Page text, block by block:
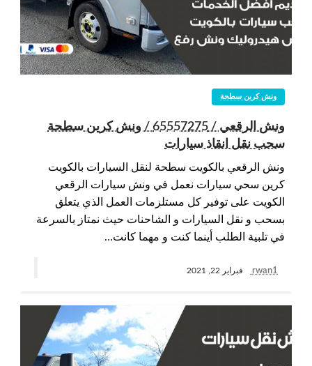
ونش كرين سطحة
ونش الرقعي / 65557275 / ونش كرين سطحة
سحب نقل انقاذ سيارات
ونش الرقعي بالكويت سطحة لنقل السيارات بالكويت
كرين سحي سيارات نعمل في ونش سيارات الرقعي
الكويت على توفير كل مستلزمات العمل الذي يتعلق
بسحب و نقل السيارات و الشاحنات حيث نمتاز بالسرعة
في تلبية الطلب أينما كنت و مهما كانت…
rwan1 فبراير 22, 2021